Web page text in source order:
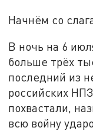
Начнём со
В ночь на 6
больше трёх
последний из
российских
похвастали,
всю войну